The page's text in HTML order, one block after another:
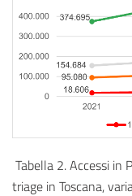
Tabella 2. Accessi in
triage in Toscana,